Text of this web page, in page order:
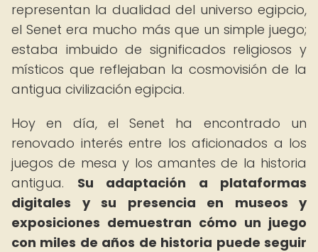
representan la dualidad del universo egipcio,
el Senet era mucho más que un simple juego;
estaba imbuido de significados religiosos y
místicos que reflejaban la cosmovisión de la
antigua civilización egipcia.
Hoy en día, el Senet ha encontrado un
renovado interés entre los aficionados a los
juegos de mesa y los amantes de la historia
antigua. Su adaptación a plataformas
digitales y su presencia en museos y
exposiciones demuestran cómo un juego
con miles de años de historia puede seguir